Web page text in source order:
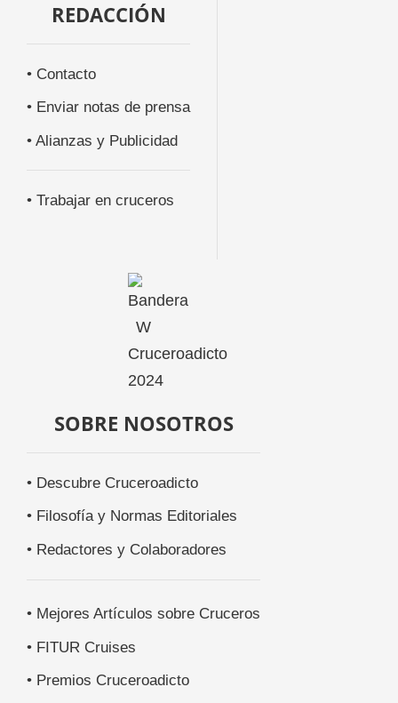
REDACCIÓN
• Contacto
• Enviar notas de prensa
• Alianzas y Publicidad
• Trabajar en cruceros
SOBRE NOSOTROS
• Descubre Cruceroadicto
• Filosofía y Normas Editoriales
• Redactores y Colaboradores
• Mejores Artículos sobre Cruceros
• FITUR Cruises
• Premios Cruceroadicto